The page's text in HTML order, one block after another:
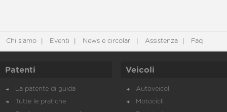
Chi siamo Eventi News e circolari Assistenza Faq
Patenti
La patente di guida
Tutte le pratiche
Veicoli
Autoveicoli
Motocicli